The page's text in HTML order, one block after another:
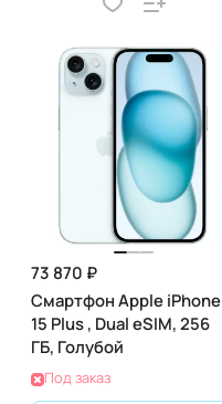
73 870 ₽
Смартфон Apple iPhone
15 Plus , Dual eSIM, 256
ГБ, Голубой
Под заказ